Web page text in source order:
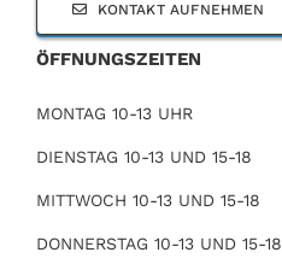
KONTAKT AUFNEHMEN
ÖFFNUNGSZEITEN
MONTAG 10-13 UHR
DIENSTAG 10-13 UND 15-18
MITTWOCH 10-13 UND 15-18
DONNERSTAG 10-13 UND 15-18